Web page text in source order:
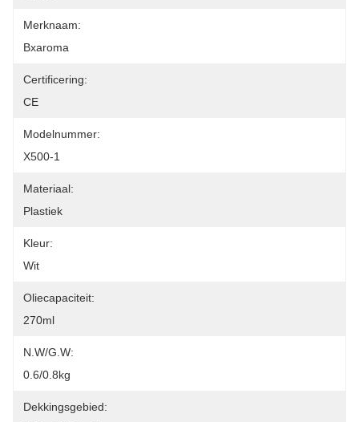
Merknaam:
Bxaroma
Certificering:
CE
Modelnummer:
X500-1
Materiaal:
Plastiek
Kleur:
Wit
Oliecapaciteit:
270ml
N.W/G.W:
0.6/0.8kg
Dekkingsgebied: